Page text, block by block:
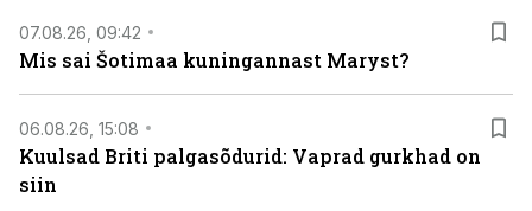
07.08.26, 09:42
Mis sai Šotimaa kuningannast Maryst?
06.08.26, 15:08
Kuulsad Briti palgasõdurid: Vaprad gurkhad on
siin